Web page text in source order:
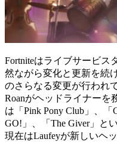
Fortniteはライブサービス
然ながら変化と更新を続
のさらなる変更が行われ
Roanがヘッドライナーを
は「Pink Pony Club」、
GO!」、「The Giver」と
現在はLaufeyが新しいヘ